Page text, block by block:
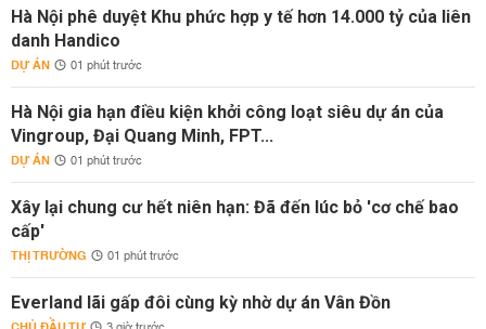
Hà Nội phê duyệt Khu phức hợp y tế hơn 14.000 tỷ của liên
danh Handico
DỰ ÁN 01 phút trước
Hà Nội gia hạn điều kiện khởi công loạt siêu dự án của
Vingroup, Đại Quang Minh, FPT...
DỰ ÁN 01 phút trước
Xây lại chung cư hết niên hạn: Đã đến lúc bỏ 'cơ chế bao
cấp'
THỊ TRƯỜNG 01 phút trước
Everland lãi gấp đôi cùng kỳ nhờ dự án Vân Đồn